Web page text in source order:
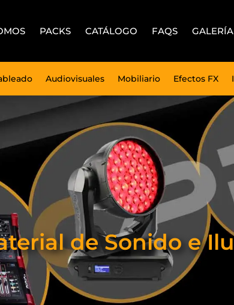
PACKS CATÁLOGO FAQS GALERÍA
Audiovisuales Mobiliario Efectos FX
de Sonido e